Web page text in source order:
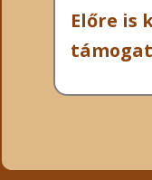
Előre is